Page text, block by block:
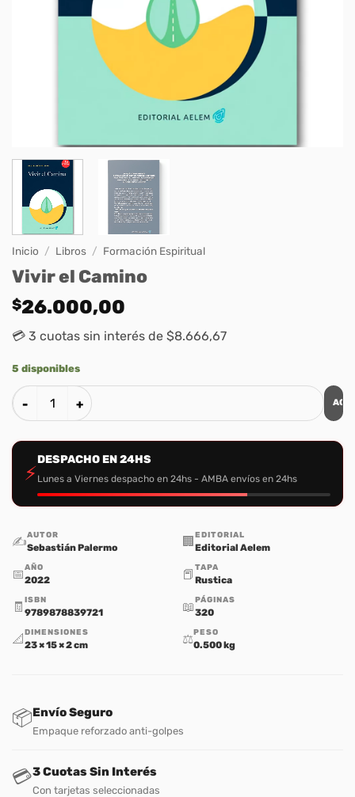
Inicio / Libros / Formación Espiritual
Vivir el Camino
$26.000,00
💳 3 cuotas sin interés de $8.666,67
5 disponibles
Vivir el Camino cantidad
⚡
DESPACHO EN 24HS
Lunes a Viernes despacho en 24hs - AMBA envíos en 24hs
✍️AUTOR
Sebastián Palermo 🏢 EDITORIAL
Editorial Aelem
📅AÑO
2022 📕 TAPA
Rustica
🧾 ISBN
9789878839721 📖PÁGINAS
320
📐 DIMENSIONES
23 × 15 × 2 cm ⚖️PESO
0.500 kg
📦Envío Seguro
Empaque reforzado anti-golpes
💳3 Cuotas Sin Interés
Con tarjetas seleccionadas